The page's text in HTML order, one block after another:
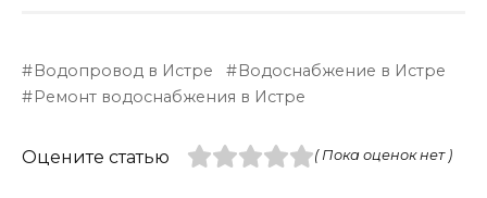
Водопровод в Истре
Водоснабжение в Истре
Ремонт водоснабжения в Истре
Оцените статью ( Пока оценок нет )